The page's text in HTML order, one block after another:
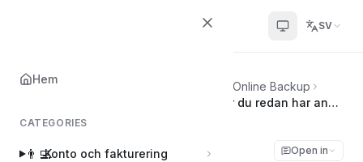
SV
Hem
CATEGORIES
👨‍💻Konto och fakturering
Hem
Datorbackup med Storegate Online Backup
Installera Online Backup på ny PC när du redan har använt programmet
Installera Online
Open in